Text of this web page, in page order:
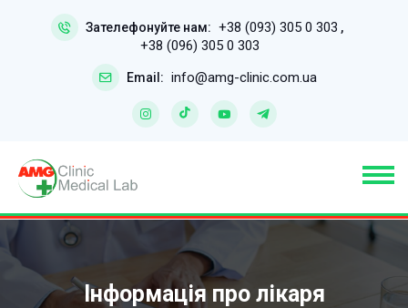
Зателефонуйте нам: +38 (093) 305 0 303 ,
+38 (096) 305 0 303
Email: info@amg-clinic.com.ua
Інформація про лікаря